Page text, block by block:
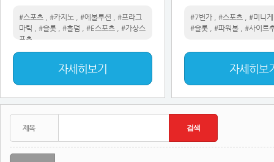
#스포츠 #카지노 #에볼루션
#프라그
마틱
#슬롯 #홀덤 #E스포츠
#가상스
포츠
자세히보기
#7번가 #스포츠
#미니
#슬롯
#파워볼 #사이트
자세히보